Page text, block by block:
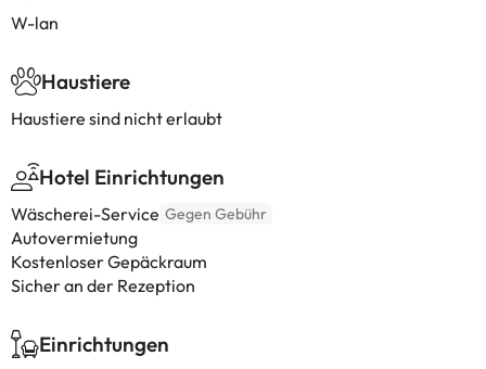
W-lan
Haustiere
Haustiere sind nicht erlaubt
Hotel Einrichtungen
Wäscherei-Service Gegen Gebühr
Autovermietung
Kostenloser Gepäckraum
Sicher an der Rezeption
Einrichtungen